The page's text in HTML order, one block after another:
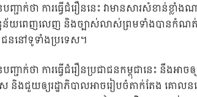
ជាក់ថា ការធ្វើជំរឿននេះ វាមានសារសំខាន់ខ្លាំ
ន័យពេញលេញ និងច្បាស់លាស់ព្រមទាំងបានកំណត់
ននៅទូទាំងប្រទេស។
ាក់ថា ការធ្វើជំរឿនប្រជាជនកម្ពុជានេះ នឹងអា
និងជួយឲ្យរដ្ឋាភិបាលអាចរៀបចំតាក់តែង គោល